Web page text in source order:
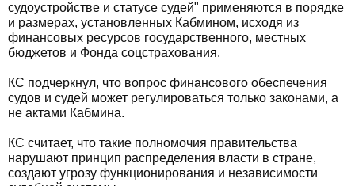
судоустройстве и статусе судей" применяются в порядке
и размерах, установленных Кабмином, исходя из
финансовых ресурсов государственного, местных
бюджетов и Фонда соцстрахования.
КС подчеркнул, что вопрос финансового обеспечения
судов и судей может регулироваться только законами, а
не актами Кабмина.
КС считает, что такие полномочия правительства
нарушают принцип распределения власти в стране,
создают угрозу функционирования и независимости